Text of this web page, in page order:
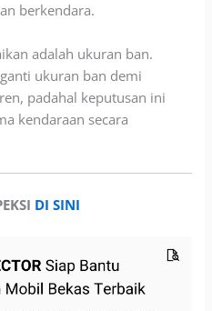
berkendara.
adalah ukuran ban.
ukuran ban demi
padahal keputusan ini
kendaraan secara
DI SINI